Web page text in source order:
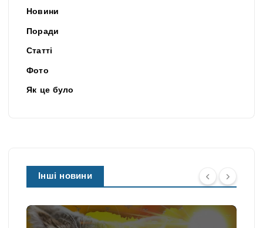
Новини
Поради
Статті
Фото
Як це було
Інші новини